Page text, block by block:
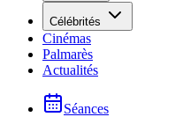
Célébrités
Cinémas
Palmarès
Actualités
Séances